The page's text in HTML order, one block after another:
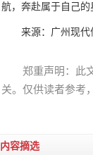
航，奔赴属于自己的
来源：广州现
郑重声明：此
关。仅供读者参考
内容摘选